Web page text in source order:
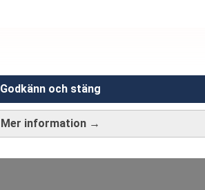
Mer information →
Godkänn och stäng